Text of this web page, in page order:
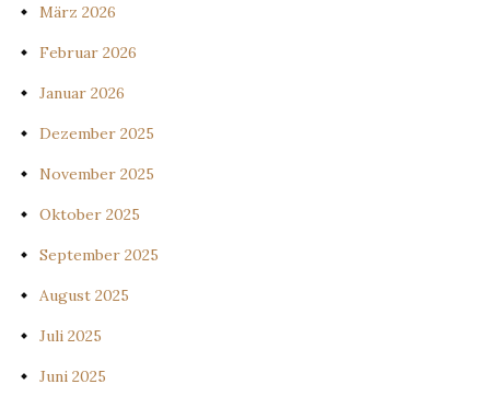
März 2026
Februar 2026
Januar 2026
Dezember 2025
November 2025
Oktober 2025
September 2025
August 2025
Juli 2025
Juni 2025